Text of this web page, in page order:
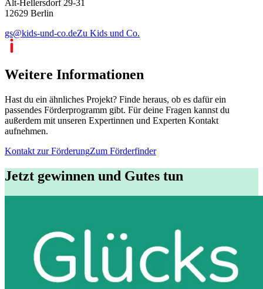
Alt-Hellersdorf 29-31
12629 Berlin
gs@kids-und-co.deZu Kids und Co.
Weitere Informationen
Hast du ein ähnliches Projekt? Finde heraus, ob es dafür ein
passendes Förderprogramm gibt. Für deine Fragen kannst du
außerdem mit unseren Expertinnen und Experten Kontakt
aufnehmen.
Kontakt zur FörderungZum Förderfinder
Jetzt gewinnen und Gutes tun